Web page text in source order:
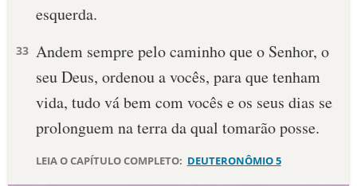
esquerda.
33 Andem sempre pelo caminho que o Senhor, o
seu Deus, ordenou a vocês, para que tenham
vida, tudo vá bem com vocês e os seus dias se
prolonguem na terra da qual tomarão posse.
LEIA O CAPÍTULO COMPLETO: DEUTERONÔMIO 5